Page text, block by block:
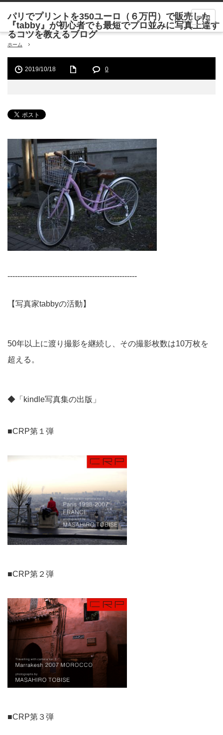
menu
ホーム
2019/10/18 0
----------------------------------------------------
【写真家tabbyの活動】
50年以上に渡り撮影を継続し、その撮影枚数は10万枚を
超える。
◆「kindle写真集の出版」
■CRP第１弾
■CRP第２弾
■CRP第３弾